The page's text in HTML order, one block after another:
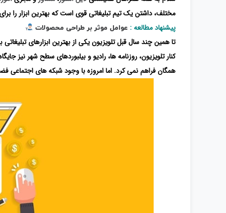
مختلف، داشتن یک تیم تبلیغاتی قوی است که بهترین ابزار را
پیشنهاد مطالعه : عوامل موثر بر طراحی محصولات
تا همین چند سال قبل تلویزیون یکی از بهترین ابزارهای
کنار تلویزیون، روزنامه ها، رادیو و بیلبوردهای سطح شهر نیز
همگان فراهم نمی کرد. اما امروزه با وجود شبکه های اجتماعی